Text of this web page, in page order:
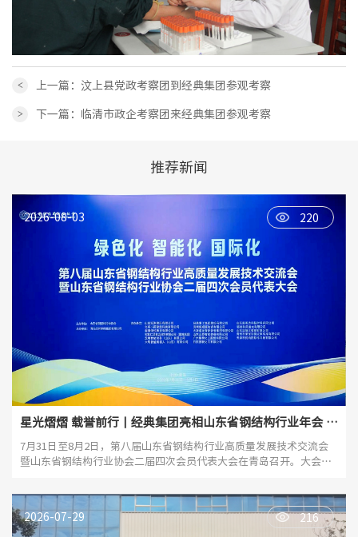
< 上一篇：汶上县党政考察团到经典集团参观考察
> 下一篇：临清市政企考察团来经典集团参观考察
推荐新闻
2026-08-03 220
星光熠熠 载誉前行丨经典集团亮相山东省钢结构行业年会 擘
画产业新蓝图
7月31日至8月2日，第八届山东省钢结构行业高质量发展技术交流会
暨山东省钢结构行业协会二届四次会员代表大会在青岛召开。大会
程勘察设计大师、住建领域领导、行业协会专家、青年杰出人才、优
秀企业代表，共话钢结构产业高质量发展新图景。
2026-07-29 216